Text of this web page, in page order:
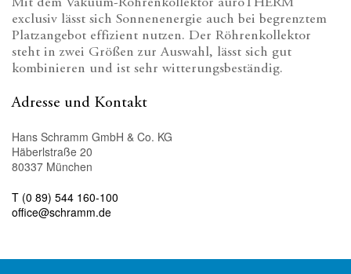
Mit dem Vakuum-Röhrenkollektor auroTHERM
exclusiv lässt sich Sonnenenergie auch bei begrenztem
Platzangebot effizient nutzen. Der Röhrenkollektor
steht in zwei Größen zur Auswahl, lässt sich gut
kombinieren und ist sehr witterungsbeständig.
Adresse und Kontakt
Hans Schramm GmbH & Co. KG
Häberlstraße 20
80337 München
T (0 89) 544 160-100
office@schramm.de